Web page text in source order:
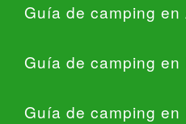
Guía de camping en
Guía de camping
Guía de camping en